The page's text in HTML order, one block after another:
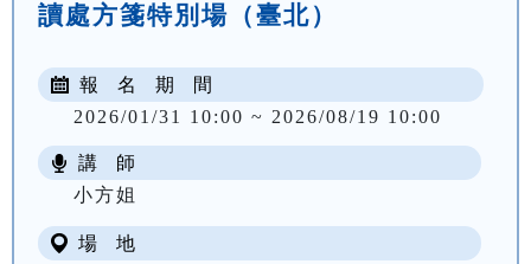
讀處方箋特別場（臺北）
報 名 期 間
2026/01/31 10:00 ~ 2026/08/19 10:00
講 師
小方姐
場 地